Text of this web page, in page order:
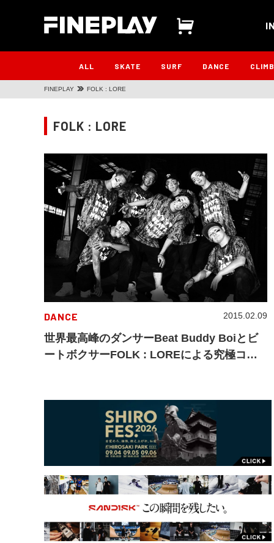
ALL SKATE SURF DANCE CLIMB
FINEPLAY FOLK : LORE
FOLK : LORE
DANCE
世界最高峰のダンサーBeat Buddy Boiとビ
ートボクサーFOLK : LOREによる究極コラ
2015.02.09